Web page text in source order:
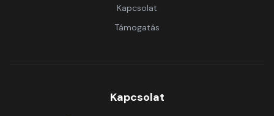
Kapcsolat
Támogatás
Kapcsolat